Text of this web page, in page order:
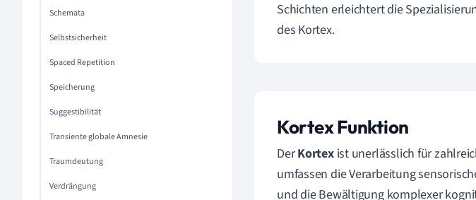
Schemata
Selbstsicherheit
Spaced Repetition
Speicherung
Suggestibilität
Transiente globale Amnesie
Traumdeutung
Verdrängung
Schichten erleichtert die
des Kortex.
Kortex Funktion
DerKortexist unerlässlich für
umfassen die Verarbeitung
und die Bewältigung komplexer